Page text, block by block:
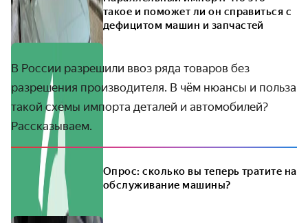
такое и поможет ли он справиться с
дефицитом машин и запчастей
В России разрешили ввоз ряда товаров без
разрешения производителя. В чём нюансы и польза
такой схемы импорта деталей и автомобилей?
Рассказываем.
Опрос: сколько вы теперь тратите на
обслуживание машины?